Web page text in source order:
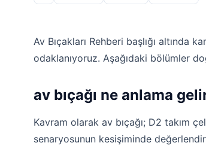
Av Bıçakları Rehberi başlığı altında
odaklanıyoruz. Aşağıdaki bölümler
av bıçağı ne anlama
Kavram olarak av bıçağı; D2 takım
senaryosunun kesişiminde